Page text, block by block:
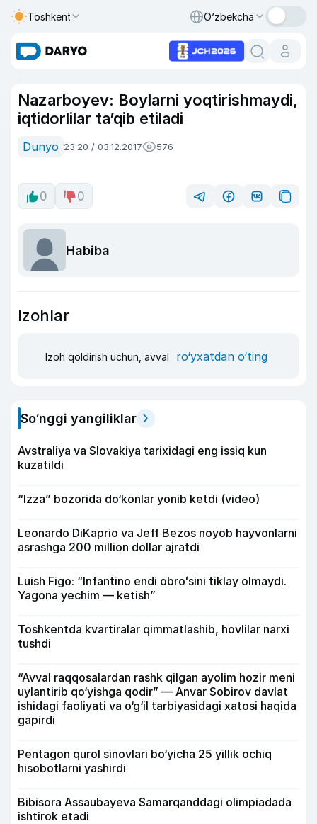
Toshkent O‘zbekcha
Nazarboyev: Boylarni yoqtirishmaydi,
iqtidorlilar ta’qib etiladi
Dunyo 23:20 / 03.12.2017 576
0 0
Habiba
Izohlar
Izoh qoldirish uchun, avval ro‘yxatdan o‘ting
So‘nggi yangiliklar
Avstraliya va Slovakiya tarixidagi eng issiq kun
kuzatildi
“Izza” bozorida do‘konlar yonib ketdi (video)
Leonardo DiKaprio va Jeff Bezos noyob hayvonlarni
asrashga 200 million dollar ajratdi
Luish Figo: “Infantino endi obroʻsini tiklay olmaydi.
Yagona yechim — ketish”
Toshkentda kvartiralar qimmatlashib, hovlilar narxi
tushdi
“Avval raqqosalardan rashk qilgan ayolim hozir meni
uylantirib qo‘yishga qodir” — Anvar Sobirov davlat
ishidagi faoliyati va o‘g‘il tarbiyasidagi xatosi haqida
gapirdi
Pentagon qurol sinovlari bo‘yicha 25 yillik ochiq
hisobotlarni yashirdi
Bibisora Assaubayeva Samarqanddagi olimpiadada
ishtirok etadi